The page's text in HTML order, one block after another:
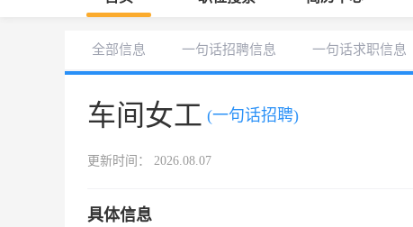
全部信息 一句话招聘信息 一句话求职信息
车间女工 (一句话招聘)
更新时间： 2026.08.07
具体信息